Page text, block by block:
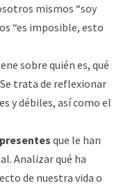
mismos “soy
“es imposible, esto
sobre quién es, qué
trata de reflexionar
y débiles, así como el
que le han
Analizar qué ha
de nuestra vida o